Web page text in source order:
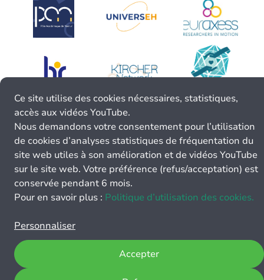
Ce site utilise des cookies nécessaires, statistiques,
accès aux vidéos YouTube.
Nous demandons votre consentement pour l’utilisation
de cookies d’analyses statistiques de fréquentation du
site web utiles à son amélioration et de vidéos YouTube
sur le site web. Votre préférence (refus/acceptation) est
conservée pendant 6 mois.
Pour en savoir plus : Politique d’utilisation des cookies.
Personnaliser
Accepter